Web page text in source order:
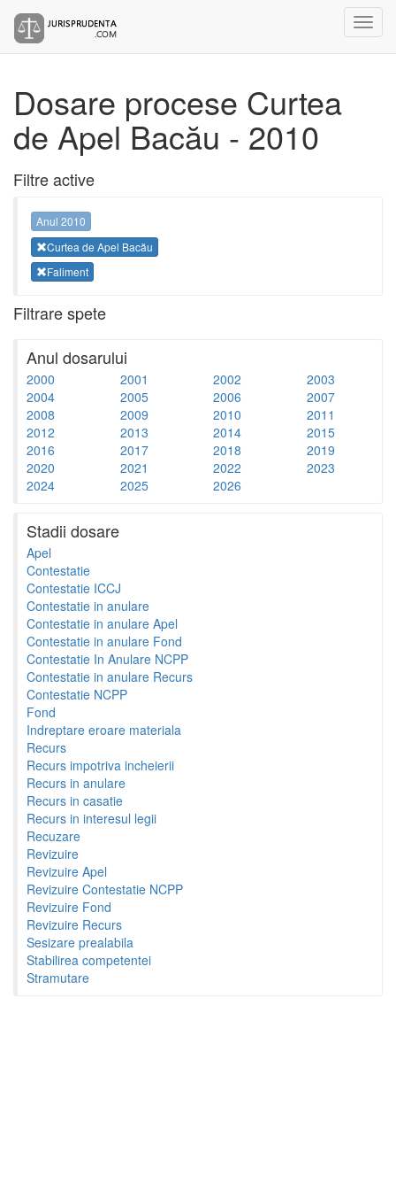
Dosare procese Curtea
de Apel Bacău - 2010
Filtre active
Anul 2010
Curtea de Apel Bacău
Faliment
Filtrare spete
Anul dosarului
2000 2001 2002
2003
2004
2005 2006
2007
2008
2009 2010
2011
2012
2013 2014
2015
2016
2017 2018
2019
2020
2021 2022
2023
2024
2025 2026
Stadii dosare
Apel
Contestatie
Contestatie ICCJ
Contestatie in anulare
Contestatie in anulare Apel
Contestatie in anulare Fond
Contestatie In Anulare NCPP
Contestatie in anulare Recurs
Contestatie NCPP
Fond
Indreptare eroare materiala
Recurs
Recurs impotriva incheierii
Recurs in anulare
Recurs in casatie
Recurs in interesul legii
Recuzare
Revizuire
Revizuire Apel
Revizuire Contestatie NCPP
Revizuire Fond
Revizuire Recurs
Sesizare prealabila
Stabilirea competentei
Stramutare